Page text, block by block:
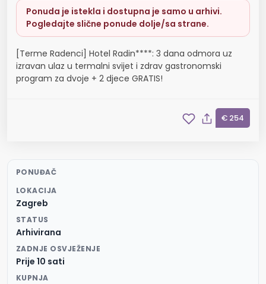
Ponuda je istekla i dostupna je samo u arhivi.
Pogledajte slične ponude dolje/sa strane.
[Terme Radenci] Hotel Radin****: 3 dana odmora uz
izravan ulaz u termalni svijet i zdrav gastronomski
program za dvoje + 2 djece GRATIS!
€ 254
PONUĐAČ
LOKACIJA
Zagreb
STATUS
Arhivirana
ZADNJE OSVJEŽENJE
Prije 10 sati
KUPNJA